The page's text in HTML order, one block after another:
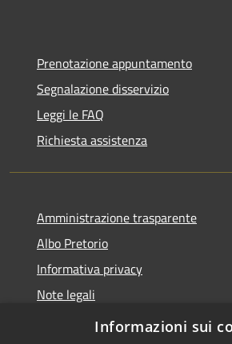
Prenotazione appuntamento
Segnalazione disservizio
Leggi le FAQ
Richiesta assistenza
Amministrazione trasparente
Albo Pretorio
Informativa privacy
Note legali
Dichiarazione di accessibilità
Informazioni sui